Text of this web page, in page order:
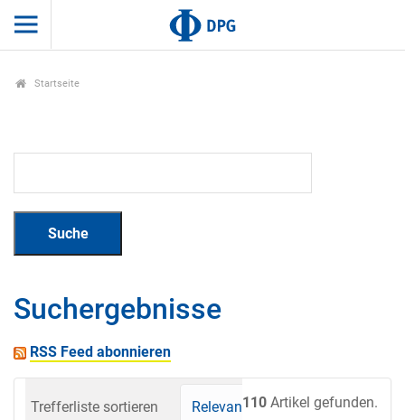
Startseite
Suchergebnisse
RSS Feed abonnieren
110 Artikel gefunden.
Trefferliste sortieren Relevanz Datum